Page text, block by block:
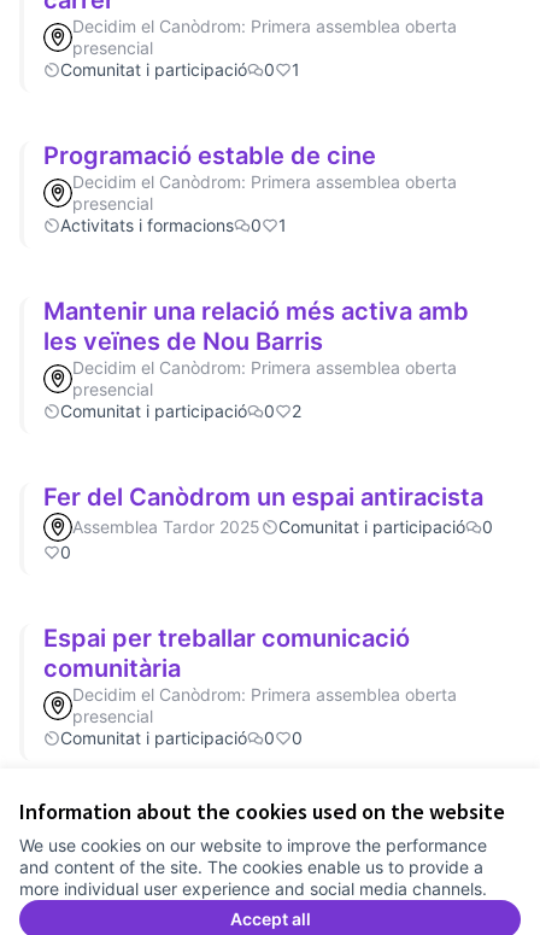
Information about the cookies used on the website
We use cookies on our website to improve the performance
and content of the site. The cookies enable us to provide a
more individual user experience and social media channels.
Accept all
Decidim el Canòdrom: Primera assemblea oberta
presencial
Comunitat i participació
0 1
Programació estable de cine
Decidim el Canòdrom: Primera assemblea oberta
presencial
Activitats i formacions
0 1
Mantenir una relació més activa amb
les veïnes de Nou Barris
Decidim el Canòdrom: Primera assemblea oberta
presencial
Comunitat i participació
0 2
Fer del Canòdrom un espai antiracista
Assemblea Tardor 2025 Comunitat i participació
0
0
Espai per treballar comunicació
comunitària
Decidim el Canòdrom: Primera assemblea oberta
presencial
Comunitat i participació
0 0
Cookie settings
Comunitat Canòdrom at Facebook
(External link)
Comunitat Canòdrom at Instagram
(External link)
Comunitat Canòdrom at YouTube
(External link)
English
Triar la llenguaElegir el idiomaChoose language